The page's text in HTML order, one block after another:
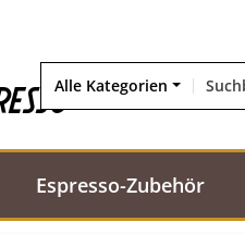
Alle Kategorien
Espresso-Zubehör